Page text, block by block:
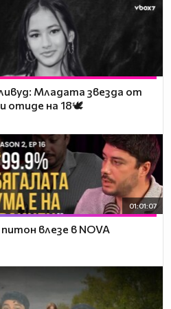
Младата звезда от
отиде на 18🕊️
01:01:07
влезе в NOVA